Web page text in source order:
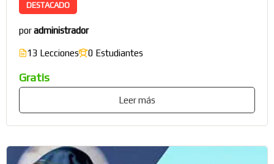
DESTACADO
poradministrador
13 Lecciones 0 Estudiantes
Gratis
Leer más